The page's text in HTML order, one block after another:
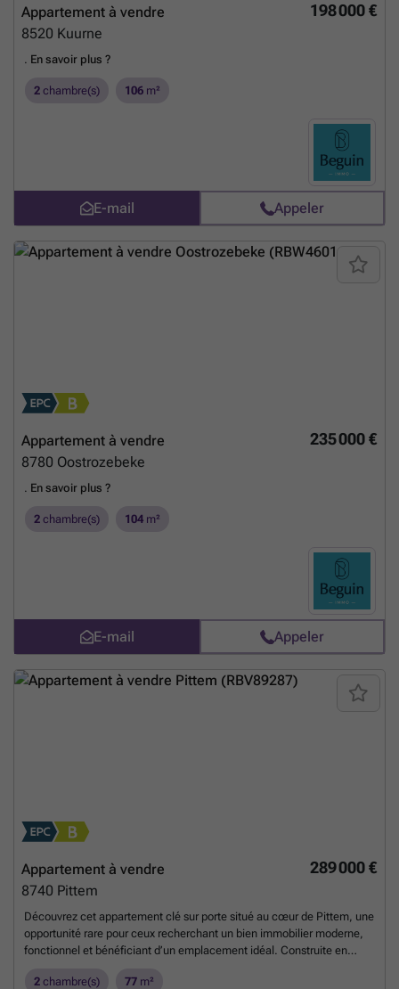
198 000 €
Appartement à vendre
8520 Kuurne
. En savoir plus ?
2 chambre(s) 106 m²
E-mail Appeler
235 000 €
Appartement à vendre
8780 Oostrozebeke
. En savoir plus ?
2 chambre(s) 104 m²
E-mail Appeler
289 000 €
Appartement à vendre
8740 Pittem
Découvrez cet appartement clé sur porte situé au cœur de Pittem, une
opportunité rare pour ceux recherchant un bien immobilier moderne,
fonctionnel et bénéficiant d’un emplacement idéal. Construite en
praticité, offrant une surface habitable de 77 m² parfaitement
2 chambre(s) 77 m²